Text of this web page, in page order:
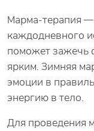
Марма-терапия —
каждодневного
поможет зажечь
ярким. Зимняя
эмоции в
энергию в тело.
Для проведения